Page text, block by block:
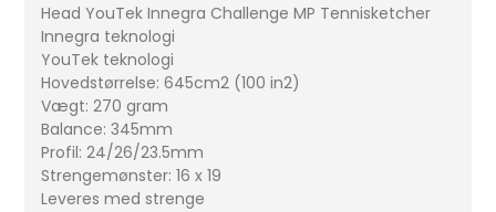
Head YouTek Innegra Challenge MP Tennisketcher
Innegra teknologi
YouTek teknologi
Hovedstørrelse: 645cm2 (100 in2)
Vægt: 270 gram
Balance: 345mm
Profil: 24/26/23.5mm
Strengemønster: 16 x 19
Leveres med strenge